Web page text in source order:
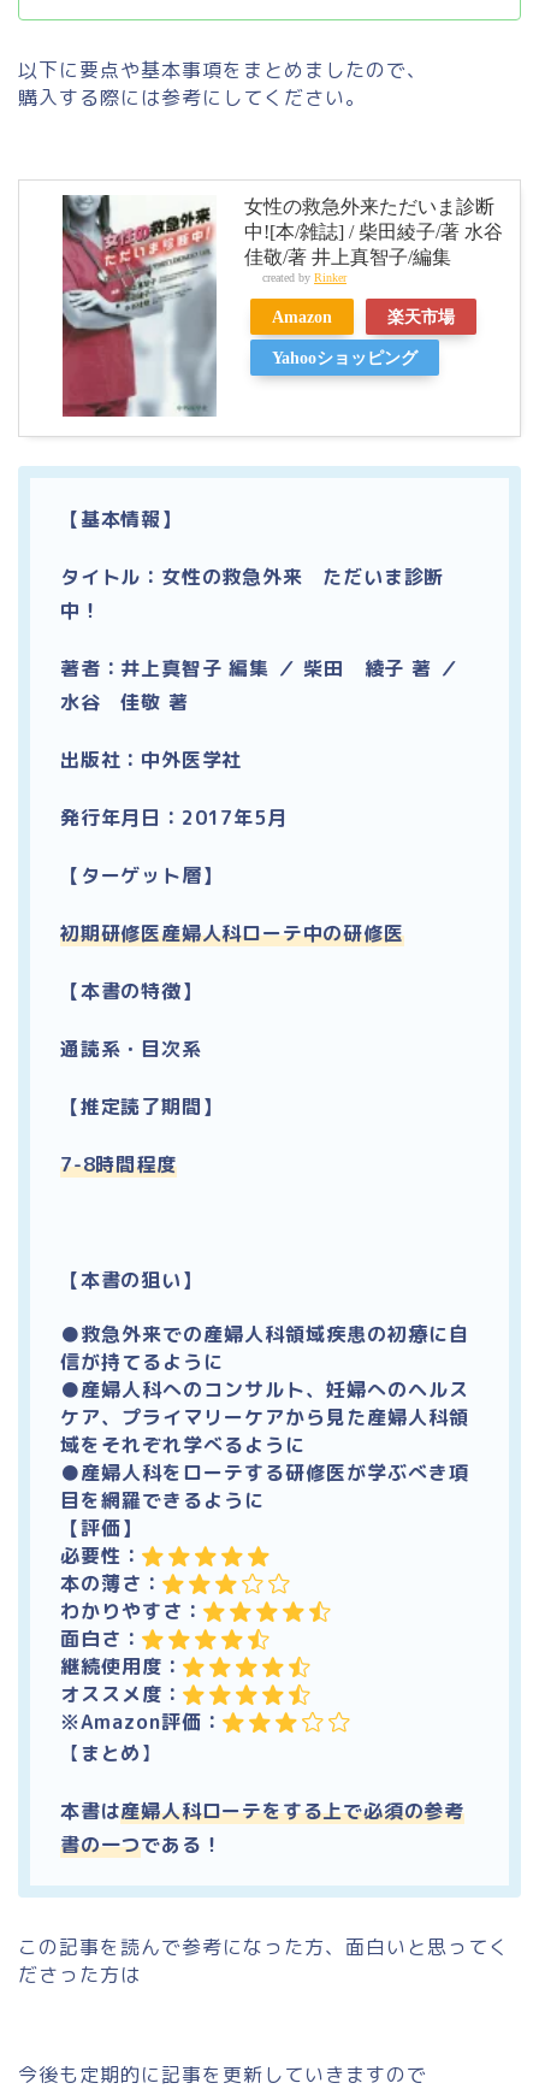
以下に要点や基本事項をまとめましたので、
購入する際には参考にしてください。
女性の救急外来ただいま診断
中![本/雑誌] / 柴田綾子/著 水谷
佳敬/著 井上真智子/編集
created by Rinker
Amazon 楽天市場
Yahooショッピング
【基本情報】
タイトル：女性の救急外来 ただいま診断
中！
著者：井上真智子 編集 ／ 柴田 綾子 著 ／
水谷 佳敬 著
出版社：中外医学社
発行年月日：2017年5月
【ターゲット層】
初期研修医産婦人科ローテ中の研修医
【本書の特徴】
通読系・目次系
【推定読了期間】
7-8時間程度
【本書の狙い】
●救急外来での産婦人科領域疾患の初療に自
信が持てるように
●産婦人科へのコンサルト、妊婦へのヘルス
ケア、プライマリーケアから見た産婦人科領
域をそれぞれ学べるように
●産婦人科をローテする研修医が学ぶべき項
目を網羅できるように
【評価】
必要性：
本の薄さ：
わかりやすさ：
面白さ：
継続使用度：
オススメ度：
※Amazon評価：
【 まとめ】
本書は産婦人科ローテをする上で必須の参考
書の一つである！
この記事を読んで参考になった方、面白いと思ってく
ださった方は
今後も定期的に記事を更新していきますので